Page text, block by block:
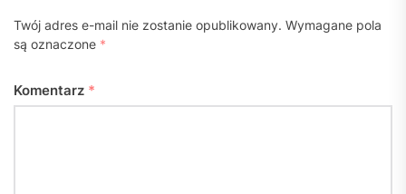
Twój adres e-mail nie zostanie opublikowany. Wymagane pola
są oznaczone *
Komentarz *